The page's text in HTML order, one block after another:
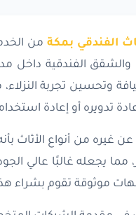
الفندقي بمكة من
الفندقية داخل
وتحسين تجربة
تدويره أو إعادة
عن غيره من أنواع
مما يجعله غالبًا عالي
موثوقة تقوم بشراء